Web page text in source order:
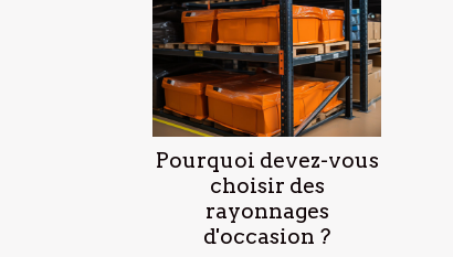
Pourquoi devez-vous
choisir des
rayonnages
d'occasion ?